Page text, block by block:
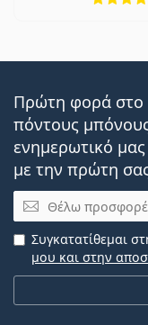
Πρώτη φορά στο
πόντους
ενημερωτικό
με την πρώτη
Email
Συγκατατίθεμαι
μου και στην